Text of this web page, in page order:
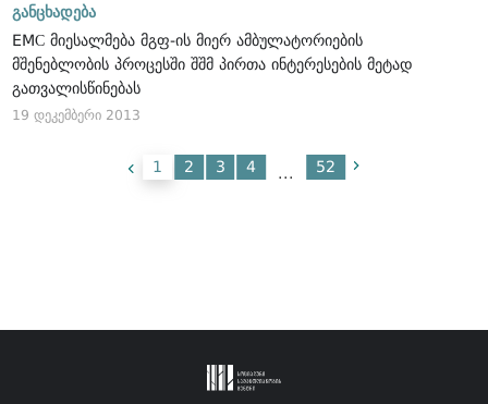
განცხადება
EMС მიესალმება მგფ-ის მიერ ამბულატორიების
მშენებლობის პროცესში შშმ პირთა ინტერესების მეტად
გათვალისწინებას
19 დეკემბერი 2013
1 2 3 4 ... 52